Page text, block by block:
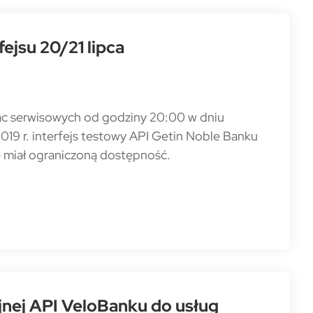
20/21 lipca
serwisowych od godziny 20:00 w dniu
r. interfejs testowy API Getin Noble Banku
ograniczoną dostępność.
API VeloBanku do usług